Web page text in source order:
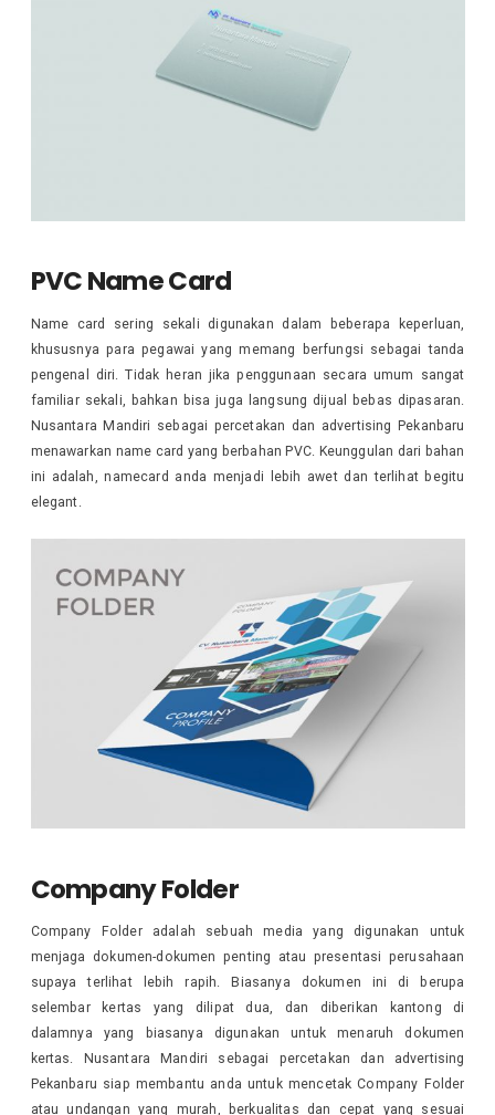
PVC Name Card
Name card sering sekali digunakan dalam beberapa keperluan,
khususnya para pegawai yang memang berfungsi sebagai tanda
pengenal diri. Tidak heran jika penggunaan secara umum sangat
familiar sekali, bahkan bisa juga langsung dijual bebas dipasaran.
Nusantara Mandiri sebagai percetakan dan advertising Pekanbaru
menawarkan name card yang berbahan PVC. Keunggulan dari bahan
ini adalah, namecard anda menjadi lebih awet dan terlihat begitu
elegant.
Company Folder
Company Folder adalah sebuah media yang digunakan untuk
menjaga dokumen-dokumen penting atau presentasi perusahaan
supaya terlihat lebih rapih. Biasanya dokumen ini di berupa
selembar kertas yang dilipat dua, dan diberikan kantong di
dalamnya yang biasanya digunakan untuk menaruh dokumen
kertas. Nusantara Mandiri sebagai percetakan dan advertising
Pekanbaru siap membantu anda untuk mencetak Company Folder
atau undangan yang murah, berkualitas dan cepat yang sesuai